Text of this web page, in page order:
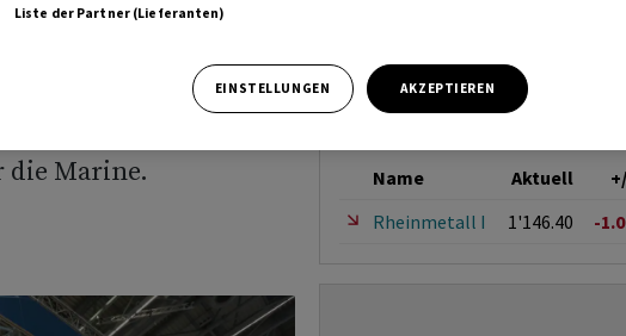
rechnet mit
verspäteten Bau der
die Marine.
Name Aktuell
Rheinmetall I
1'146.40 -
Liste der Partner (Lieferanten)
EINSTELLUNGEN AKZEPTIEREN